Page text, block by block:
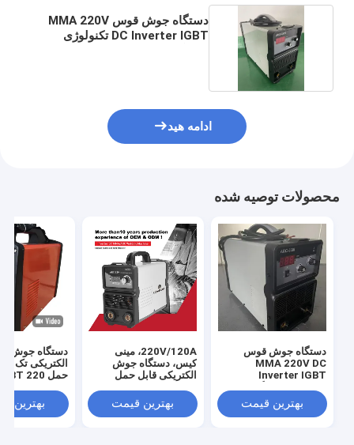
دستگاه جوش قوس MMA 220V
DC Inverter IGBT تکنولوژی
ادامه هید
محصولات توصیه شده
دستگاه جوش قوس
MMA 220V DC
Inverter IGBT
بهترین قیمت
220V/120A، مینی
کیس، دستگاه جوش
الکتریکی قابل حمل
MMA/Arc Welding
Machine-Arc120
بهترین قیمت
دستگاه جوش
بهترین